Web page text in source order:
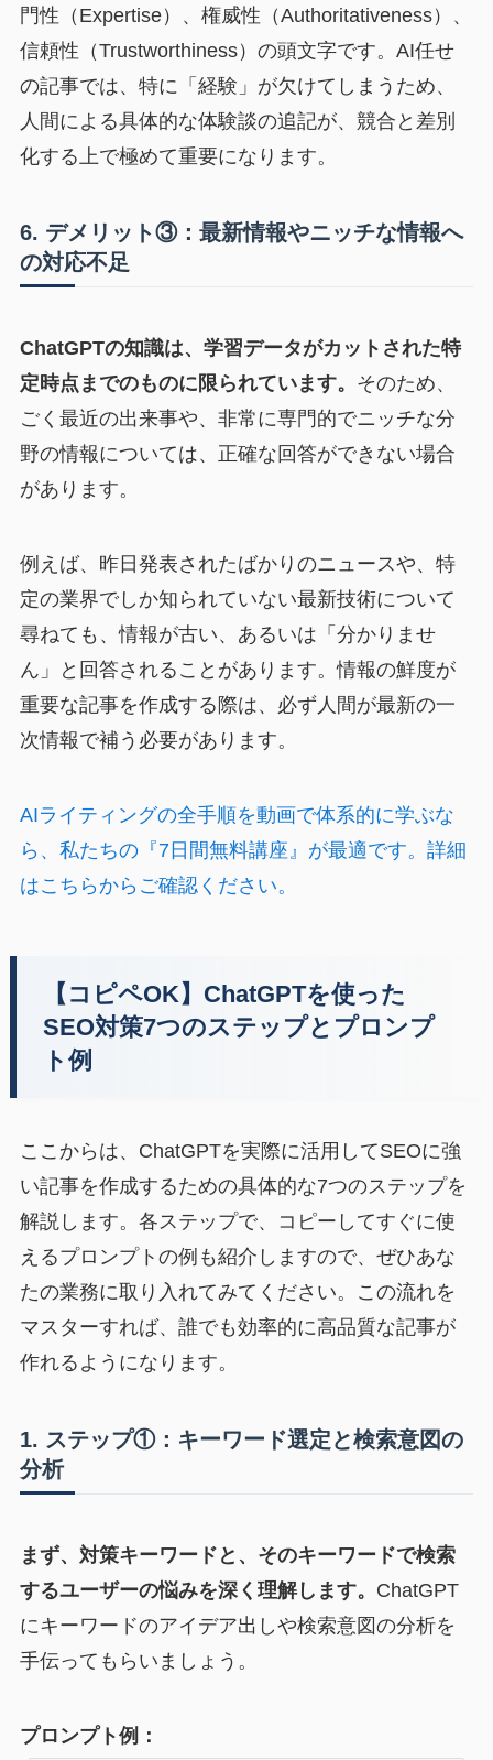
門性（Expertise）、権威性（Authoritativeness）、
信頼性（Trustworthiness）の頭文字です。AI任せ
の記事では、特に「経験」が欠けてしまうため、
人間による具体的な体験談の追記が、競合と差別
化する上で極めて重要になります。
6. デメリット③：最新情報やニッチな情報へ
の対応不足
ChatGPTの知識は、学習データがカットされた特
定時点までのものに限られています。 そのため、
ごく最近の出来事や、非常に専門的でニッチな分
野の情報については、正確な回答ができない場合
があります。
例えば、昨日発表されたばかりのニュースや、特
定の業界でしか知られていない最新技術について
尋ねても、情報が古い、あるいは「分かりませ
ん」と回答されることがあります。情報の鮮度が
重要な記事を作成する際は、必ず人間が最新の一
次情報で補う必要があります。
AIライティングの全手順を動画で体系的に学ぶな
ら、私たちの『7日間無料講座』が最適です。詳細
はこちらからご確認ください。
【コピペOK】ChatGPTを使った
SEO対策7つのステップとプロンプ
ト例
ここからは、ChatGPTを実際に活用してSEOに強
い記事を作成するための具体的な7つのステップを
解説します。各ステップで、コピーしてすぐに使
えるプロンプトの例も紹介しますので、ぜひあな
たの業務に取り入れてみてください。この流れを
マスターすれば、誰でも効率的に高品質な記事が
作れるようになります。
1. ステップ①：キーワード選定と検索意図の
分析
まず、対策キーワードと、そのキーワードで検索
するユーザーの悩みを深く理解します。 ChatGPT
にキーワードのアイデア出しや検索意図の分析を
手伝ってもらいましょう。
プロンプト例：